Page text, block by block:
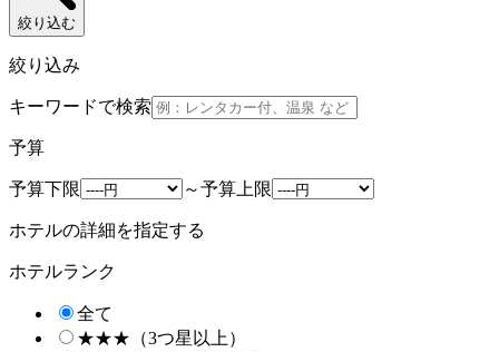
絞り込む
絞り込み
キーワードで検索
予算
予算下限 ～予算上限
ホテルの詳細を指定する
ホテルランク
全て
★★★（3つ星以上）